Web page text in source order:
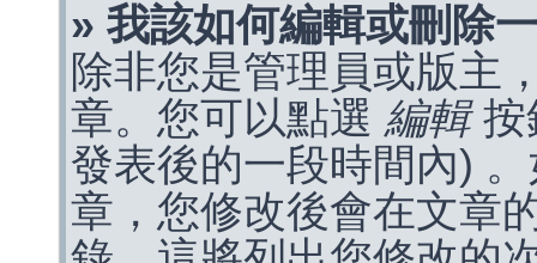
» 我該如何編輯或刪除
除非您是管理員或版主
章。您可以點選 編輯按
發表後的一段時間內)
章，您修改後會在文章